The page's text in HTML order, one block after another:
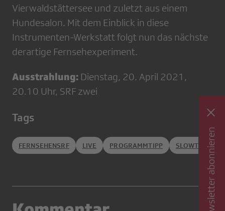
Vierwaldstättersee und zuletzt aus einem
Hundesalon. Mit dem Einblick in diese
Instrumenten-Werkstatt folgt nun das nächste
derartige Fernsehexperiment.
Ausstrahlung: Dienstag, 20. April 2021,
20.10 Uhr, SRF zwei
Tags
FERNSEHENSRF LIVE PROGRAMMTIPP SLOWTV Newsletter abonnieren